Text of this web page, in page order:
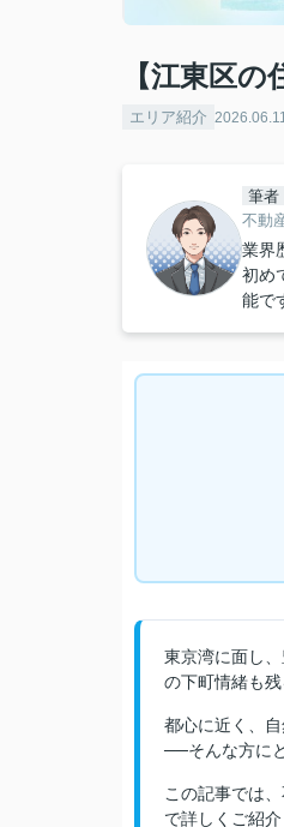
【江東区
エリア紹介 2026.06.11
筆者
不動
業界
初め
能で
東京湾に面し
の下町情緒も残
都心に近く、
──そんな方に
この記事では
で詳しくご紹介